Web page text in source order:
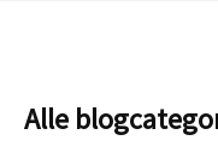
Alle